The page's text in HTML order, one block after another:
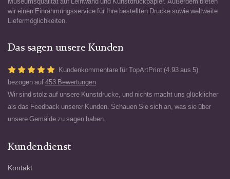
wir einen Einrahmungsservice für Ihre bestellten Drucke sowie weltweite
Liefermöglichkeiten.
Das sagen unsere Kunden
Kundenkommentare für TopArtPrint (4.93 aus 5)
bezogen auf 453 Bewertungen
Wir sind stolz auf unsere Kunstdrucke, und nichts macht uns glücklicher
als das Feedback unserer Kunden. Schauen Sie sich an, was sie über
unsere Gemälde zu sagen haben.
Kundendienst
Kontakt